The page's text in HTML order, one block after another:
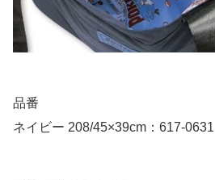
品番
ネイビー 208/45×39cm：617-0631